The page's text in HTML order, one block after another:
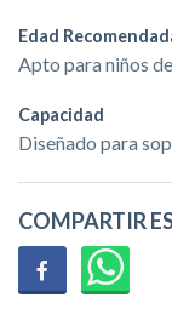
Edad
Apto para niños
Capacidad
Diseñado para
COMPARTIR